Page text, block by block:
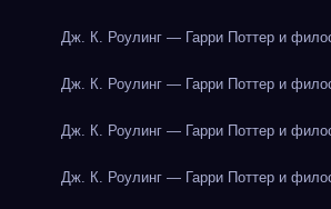
Дж. К. Роулинг — Гарри Поттер и
Дж. К. Роулинг — Гарри Поттер и
Дж. К. Роулинг — Гарри Поттер и
Дж. К. Роулинг — Гарри Поттер и